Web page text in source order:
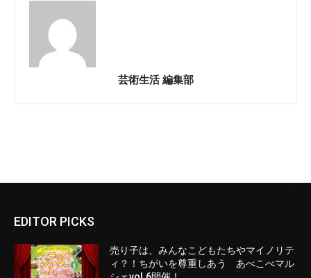
芸術生活 編集部
EDITOR PICKS
売り子は、みんなこどもたちやマイノリテ
ィ？！ちがいを尊重しあう あべこべマル